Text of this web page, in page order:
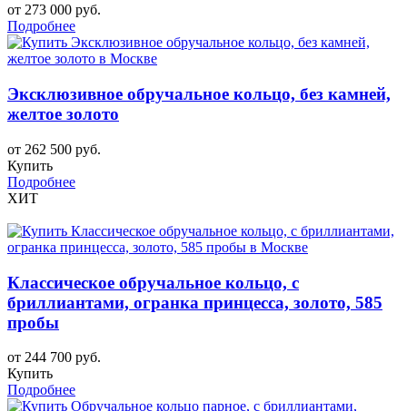
от 273 000 руб.
Подробнее
Эксклюзивное обручальное кольцо, без камней,
желтое золото
от 262 500 руб.
Купить
Подробнее
ХИТ
Классическое обручальное кольцо, с
бриллиантами, огранка принцесса, золото, 585
пробы
от 244 700 руб.
Купить
Подробнее